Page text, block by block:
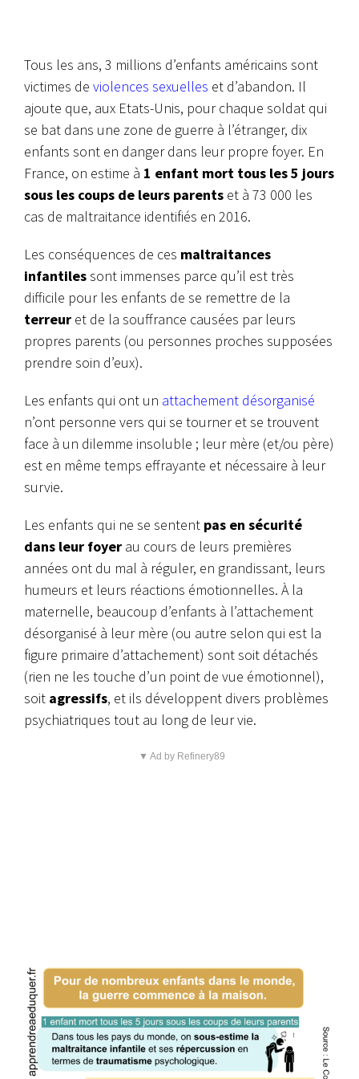
Tous les ans, 3 millions d’enfants américains sont
victimes de violences sexuelles et d’abandon. Il
ajoute que, aux Etats-Unis, pour chaque soldat qui
se bat dans une zone de guerre à l’étranger, dix
enfants sont en danger dans leur propre foyer. En
France, on estime à 1 enfant mort tous les 5 jours
sous les coups de leurs parents et à 73 000 les
cas de maltraitance identifiés en 2016.
Les conséquences de ces maltraitances
infantilessont immenses parce qu’il est très
difficile pour les enfants de se remettre de la
terreur et de la souffrance causées par leurs
propres parents (ou personnes proches supposées
prendre soin d’eux).
Les enfants qui ont un attachement désorganisé
n’ont personne vers qui se tourner et se trouvent
face à un dilemme insoluble ; leur mère (et/ou père)
est en même temps effrayante et nécessaire à leur
survie.
Les enfants qui ne se sentent pas en sécurité
dans leur foyer au cours de leurs premières
années ont du mal à réguler, en grandissant, leurs
humeurs et leurs réactions émotionnelles. À la
maternelle, beaucoup d’enfants à l’attachement
désorganisé à leur mère (ou autre selon qui est la
figure primaire d’attachement) sont soit détachés
(rien ne les touche d’un point de vue émotionnel),
soit agressifs, et ils développent divers problèmes
psychiatriques tout au long de leur vie.
▼ Ad by Refinery89